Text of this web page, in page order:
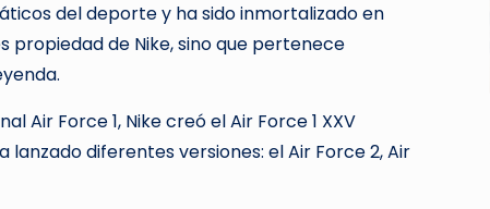
del deporte y ha sido inmortalizado en
propiedad de Nike, sino que pertenece
Air Force 1, Nike creó el Air Force 1 XXV
lanzado diferentes versiones: el Air Force 2, Air